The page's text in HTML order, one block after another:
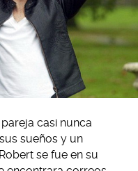
casi nunca
sueños y un
se fue en su